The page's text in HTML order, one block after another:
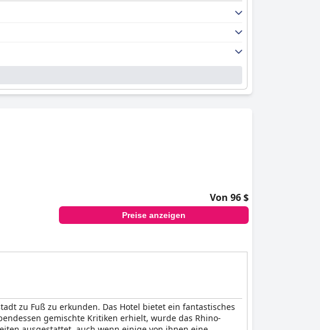
Von 96 $
Preise anzeigen
zu Fuß zu erkunden. Das Hotel bietet ein fantastisches
gemischte Kritiken erhielt, wurde das Rhino-